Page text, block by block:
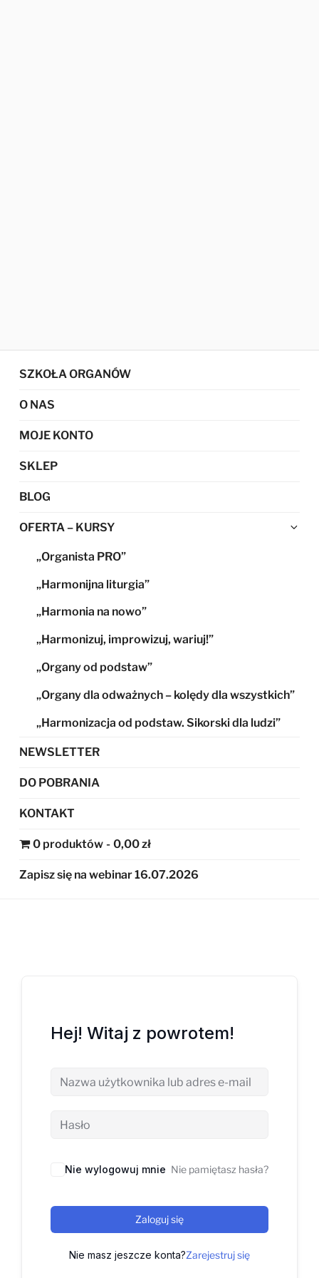
SZKOŁA ORGANÓW
O NAS
MOJE KONTO
SKLEP
BLOG
OFERTA – KURSY
„Organista PRO”
„Harmonijna liturgia”
„Harmonia na nowo”
„Harmonizuj, improwizuj, wariuj!”
„Organy od podstaw”
„Organy dla odważnych – kolędy dla wszystkich”
„Harmonizacja od podstaw. Sikorski dla ludzi”
NEWSLETTER
DO POBRANIA
KONTAKT
0 produktów 0,00 zł
Zapisz się na webinar 16.07.2026
Hej! Witaj z powrotem!
Nie wylogowuj mnie Nie pamiętasz hasła?
Zaloguj się
Nie masz jeszcze konta?Zarejestruj się